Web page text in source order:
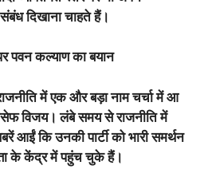
दिखाना चाहते हैं।
पवन कल्याण का बयान
में एक और बड़ा नाम चर्चा में आ
विजय। लंबे समय से राजनीति में
आईं कि उनकी पार्टी को भारी समर्थन
के केंद्र में पहुंच चुके हैं।